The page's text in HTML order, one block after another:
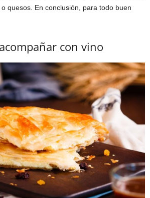
quesos. En conclusión, para todo buen
con vino